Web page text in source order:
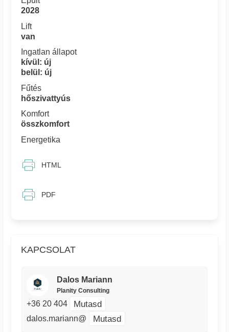
KAPCSOLAT
Dalos Mariann
Planity Consulting
+36 20 404 Mutasd
dalos.mariann@ Mutasd
2028
Lift
van
Ingatlan állapot
kívül: új
belül: új
Fűtés
hőszivattyús
Komfort
összkomfort
Energetika
HTML
PDF